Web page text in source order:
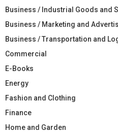
Business / Industrial Goods and
Business / Marketing and
Business / Transportation and
Commercial
E-Books
Energy
Fashion and Clothing
Finance
Home and Garden